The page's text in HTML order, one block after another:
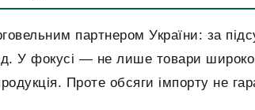
партнером України: за
У фокусі — не лише товари
Проте обсяги імпорту не